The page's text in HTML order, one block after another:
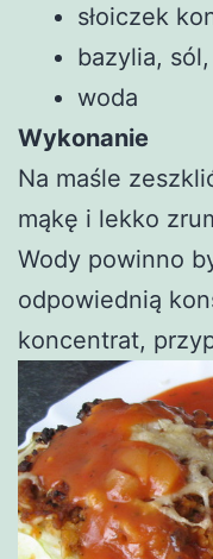
słoiczek
bazylia,
woda
Wykonanie
Na maśle
mąkę i lekko
Wody powinno
odpowiednią
koncentrat,